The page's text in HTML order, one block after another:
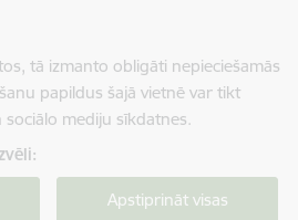
tā izmanto obligāti nepieciešamās
papildus šajā vietnē var tikt
mediju sīkdatnes.
Apstiprināt visas